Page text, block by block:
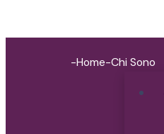
-Home-Chi Sono